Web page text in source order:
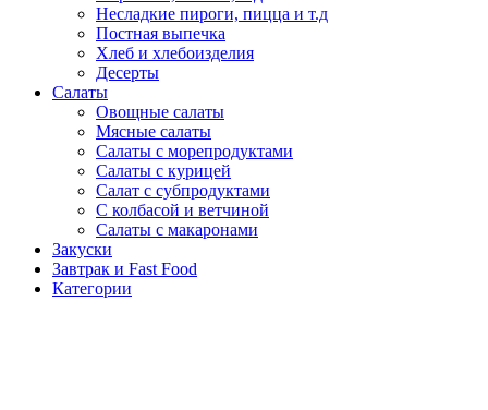
Несладкие пироги, пицца и т.д
Постная выпечка
Хлеб и хлебоизделия
Десерты
Салаты
Овощные салаты
Мясные салаты
Салаты с морепродуктами
Салаты с курицей
Салат с субпродуктами
С колбасой и ветчиной
Салаты с макаронами
Закуски
Завтрак и Fast Food
Категории